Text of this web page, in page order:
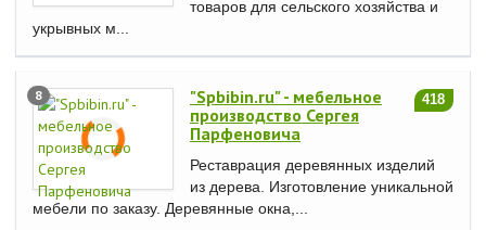
товаров для сельского хозяйства и
укрывных м...
8 418
"Spbibin.ru" - мебельное
производство Сергея
Парфеновича
Реставрация деревянных изделий
из дерева. Изготовление уникальной
мебели по заказу. Деревянные окна,...